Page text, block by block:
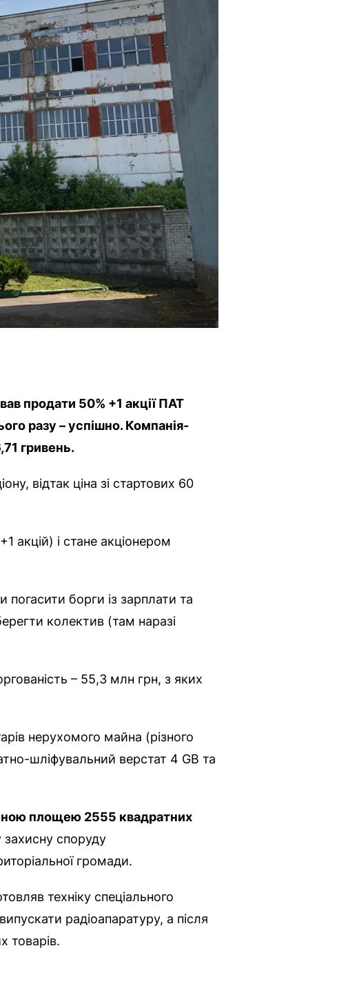
продати 50% +1 акції ПАТ
разу – успішно. Компанія-
гривень.
відтак ціна зі стартових 60
акцій) і стане акціонером
борги із зарплати та
колектив (там наразі
– 55,3 млн грн, з яких
нерухомого майна (різного
шліфувальний верстат 4 GB та
площею 2555 квадратних
споруду
громади.
техніку спеціального
радіоапаратуру, а після
товарів.